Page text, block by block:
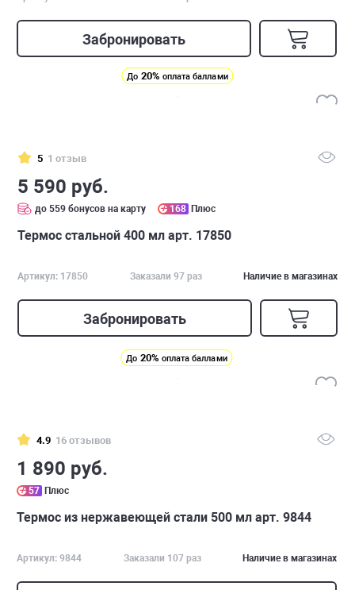
Забронировать
До 20% оплата баллами
5 1 отзыв
5 590 руб.
до 559 бонусов на карту 168 Плюс
Термос стальной 400 мл арт. 17850
Артикул: 17850 Заказали 97 раз Наличие в магазинах
Забронировать
До 20% оплата баллами
4.9 16 отзывов
1 890 руб.
57 Плюс
Термос из нержавеющей стали 500 мл арт. 9844
Артикул: 9844 Заказали 107 раз Наличие в магазинах